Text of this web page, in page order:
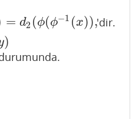
= d2 (ϕ(ϕ−1 (x)),
)
ϕ− 1(x )),ϕϕ−1(y ))=d2(x,y)
'dir.